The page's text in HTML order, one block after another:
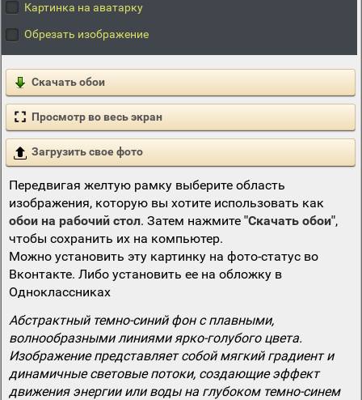
Картинка на аватарку
Обрезать изображение
Скачать обои
Просмотр во весь экран
Загрузить свое фото
Передвигая желтую рамку выберите область
изображения, которую вы хотите использовать как
обои на рабочий стол. Затем нажмите "Скачать обои",
чтобы сохранить их на компьютер.
Можно установить эту картинку на фото-статус во
Вконтакте. Либо установить ее на обложку в
Одноклассниках
Абстрактный темно-синий фон с плавными,
волнообразными линиями ярко-голубого цвета.
Изображение представляет собой мягкий градиент и
динамичные световые потоки, создающие эффект
движения энергии или воды на глубоком темно-синем